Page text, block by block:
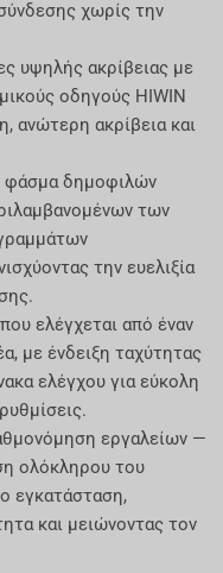
χωρίς την
υψηλής ακρίβειας με
οδηγούς HIWIN
ανώτερη ακρίβεια και
φάσμα δημοφιλών
των
την ευελιξία
ελέγχεται από έναν
με ένδειξη ταχύτητας
ελέγχου για εύκολη
εργαλείων —
ολόκληρου του
εγκατάσταση,
και μειώνοντας τον